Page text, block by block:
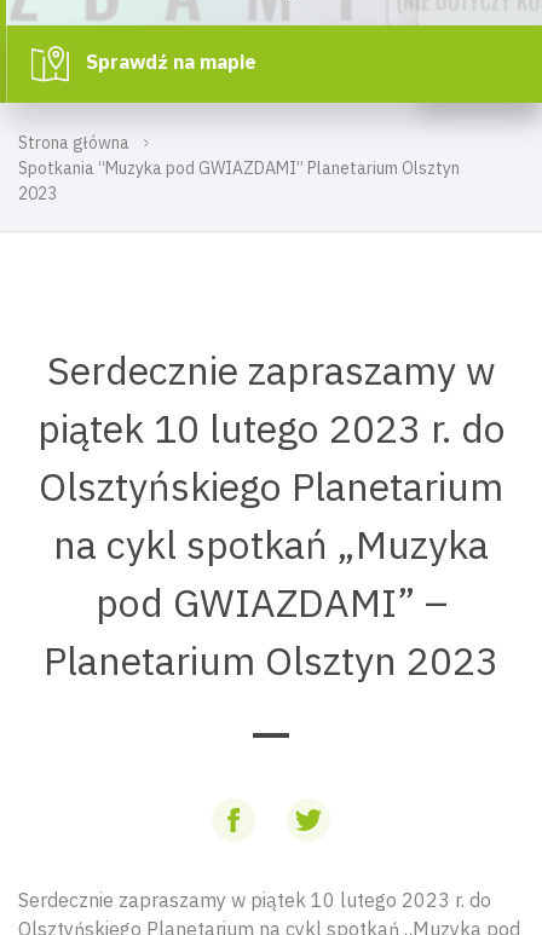
Strona główna
Spotkania “Muzyka pod GWIAZDAMI” Planetarium Olsztyn
2023
Sprawdź na mapie
Serdecznie zapraszamy w
piątek 10 lutego 2023 r. do
Olsztyńskiego Planetarium
na cykl spotkań „Muzyka
pod GWIAZDAMI” –
Planetarium Olsztyn 2023
Serdecznie zapraszamy w piątek 10 lutego 2023 r. do
Olsztyńskiego Planetarium na cykl spotkań „Muzyka pod